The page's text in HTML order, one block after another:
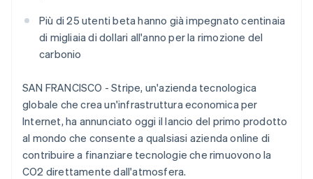
Product roadmap
Scopri cosa ti aspetta
Prevenzione delle frodi
Atlas
Costituzione di start-up
Climate
Rimozione del carbonio
Commercio al dettaglio
Ecosistema
Partner
Stripe App Marketplace
Più di 25 utenti beta hanno già impegnato centinaia
di migliaia di dollari all'anno per la rimozione del
carbonio
SAN FRANCISCO - Stripe, un'azienda tecnologica
globale che crea un'infrastruttura economica per
Internet, ha annunciato oggi il lancio del primo prodotto
al mondo che consente a qualsiasi azienda online di
contribuire a finanziare tecnologie che rimuovono la
CO2 direttamente dall'atmosfera.